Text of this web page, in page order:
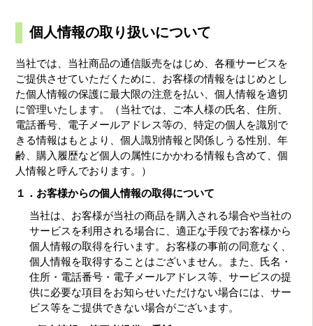
個人情報の取り扱いについて
当社では、当社商品の通信販売をはじめ、各種サービスを
ご提供させていただくために、お客様の情報をはじめとし
た個人情報の保護に最大限の注意を払い、個人情報を適切
に管理いたします。（当社では、ご本人様の氏名、住所、
電話番号、電子メールアドレス等の、特定の個人を識別で
きる情報はもとより、個人識別情報と関係しうる性別、年
齢、購入履歴など個人の属性にかかわる情報も含めて、個
人情報と呼んでおります。）
１．お客様からの個人情報の取得について
当社は、お客様が当社の商品を購入される場合や当社の
サービスを利用される場合に、適正な手段でお客様から
個人情報の取得を行います。お客様の事前の同意なく、
個人情報を取得することはございません。また、氏名・
住所・電話番号・電子メールアドレス等、サービスの提
供に必要な項目をお知らせいただけない場合には、サー
ビス等をご提供できない場合がございます。